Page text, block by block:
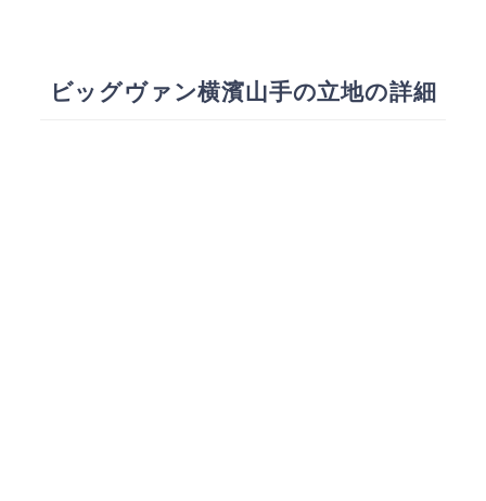
ビッグヴァン横濱山手の立地の詳細